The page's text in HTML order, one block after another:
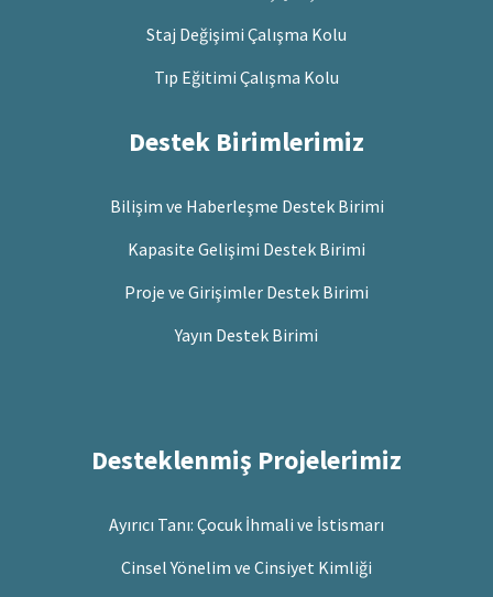
Staj Değişimi Çalışma Kolu
Tıp Eğitimi Çalışma Kolu
Destek Birimlerimiz
Bilişim ve Haberleşme Destek Birimi
Kapasite Gelişimi Destek Birimi
Proje ve Girişimler Destek Birimi
Yayın Destek Birimi
Desteklenmiş Projelerimiz
Ayırıcı Tanı: Çocuk İhmali ve İstismarı
Cinsel Yönelim ve Cinsiyet Kimliği